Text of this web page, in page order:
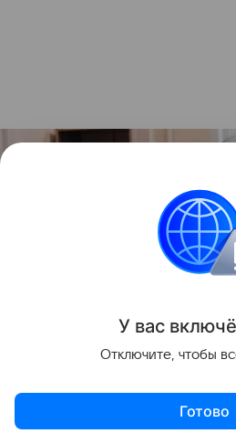
У вас включ
Отключите, чтобы
Готово